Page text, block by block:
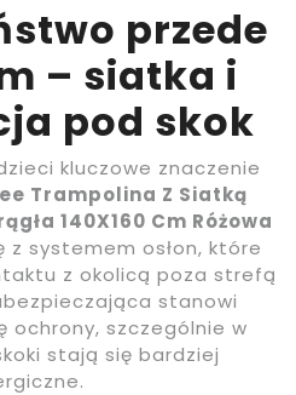
przede
– siatka i
pod skok
kluczowe znaczenie
Trampolina Z Siatką
140X160 Cm Różowa
z systemem osłon, które
z okolicą poza strefą
stanowi
ochrony, szczególnie w
stają się bardziej